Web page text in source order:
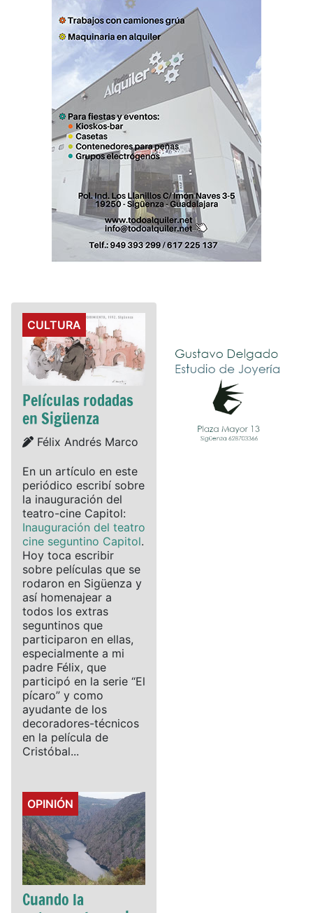
Details
CULTURA
Películas rodadas
en Sigüenza
Details
Félix Andrés Marco
En un artículo en este
periódico escribí sobre
la inauguración del
teatro-cine Capitol:
Inauguración del teatro
cine seguntino Capitol.
Hoy toca escribir
sobre películas que se
rodaron en Sigüenza y
así homenajear a
todos los extras
seguntinos que
participaron en ellas,
especialmente a mi
padre Félix, que
participó en la serie “El
pícaro” y como
ayudante de los
decoradores-técnicos
en la película de
Cristóbal...
Details
OPINIÓN
Cuando la